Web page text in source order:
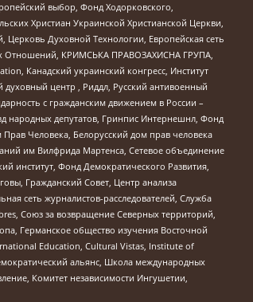
выбор, Фонд Ходорковского,
Христиан Украинской Христианской Церкви,
Духовной Технологии, Европейская сеть
Отношений, КРИМСЬКА ПРАВОЗАХИСНА ГРУПА,
Канадский украинский конгресс, Институт
центр , Риддл, Русский антивоенный
с гражданским движением в России –
народных депутатов, Гринпис Интернешнл, Фонд
Человека, Белорусский дом прав человека
им Вилфрида Мартенса, Сетевое объединение
институт, Фонд Демократического Развития,
Гражданский Совет, Центр анализа
сеть журналистов-расследователей, Служба
Союз за возвращение Северных территорий,
Германское общество изучения Восточной
Education, Cultural Vistas, Institute of
альянс, Школа международных
Комитет независимости Ингушетии,